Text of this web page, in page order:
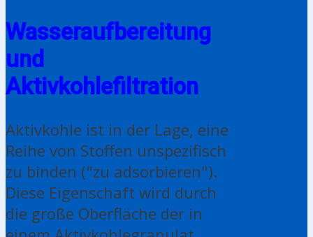
Wasseraufbereitung
und
Aktivkohlefiltration
Aktivkohle ist in der Lage, eine
Reihe von Stoffen unspezifisch
zu binden ("zu adsorbieren").
Diese Eigenschaft wird durch
die große Oberfläche der in